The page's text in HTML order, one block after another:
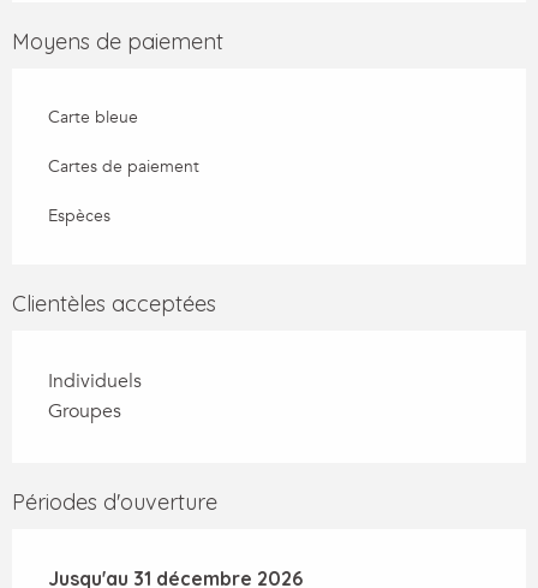
Moyens de paiement
Carte bleue
Cartes de paiement
Espèces
Clientèles acceptées
Individuels
Groupes
Périodes d'ouverture
Du2 janvier 2026au31 décembre 2026
Jusqu'au 31 décembre 2026